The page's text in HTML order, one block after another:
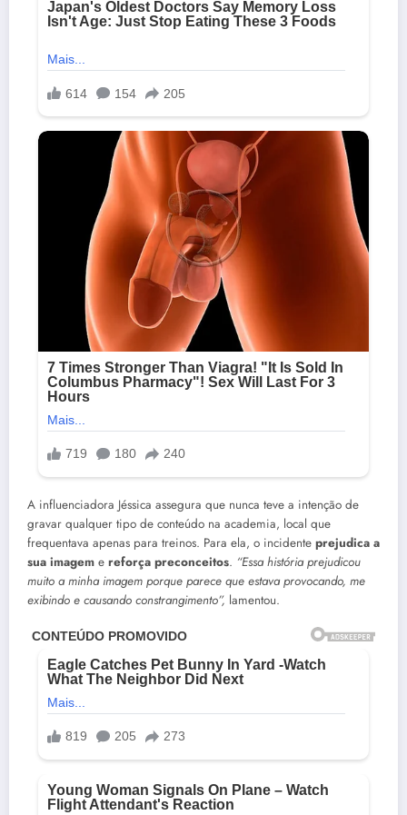
A influenciadora Jéssica assegura que nunca teve a intenção de
gravar qualquer tipo de conteúdo na academia, local que
frequentava apenas para treinos. Para ela, o incidente prejudica a
sua imagem e reforça preconceitos. “Essa história prejudicou
muito a minha imagem porque parece que estava provocando, me
exibindo e causando constrangimento”, lamentou.